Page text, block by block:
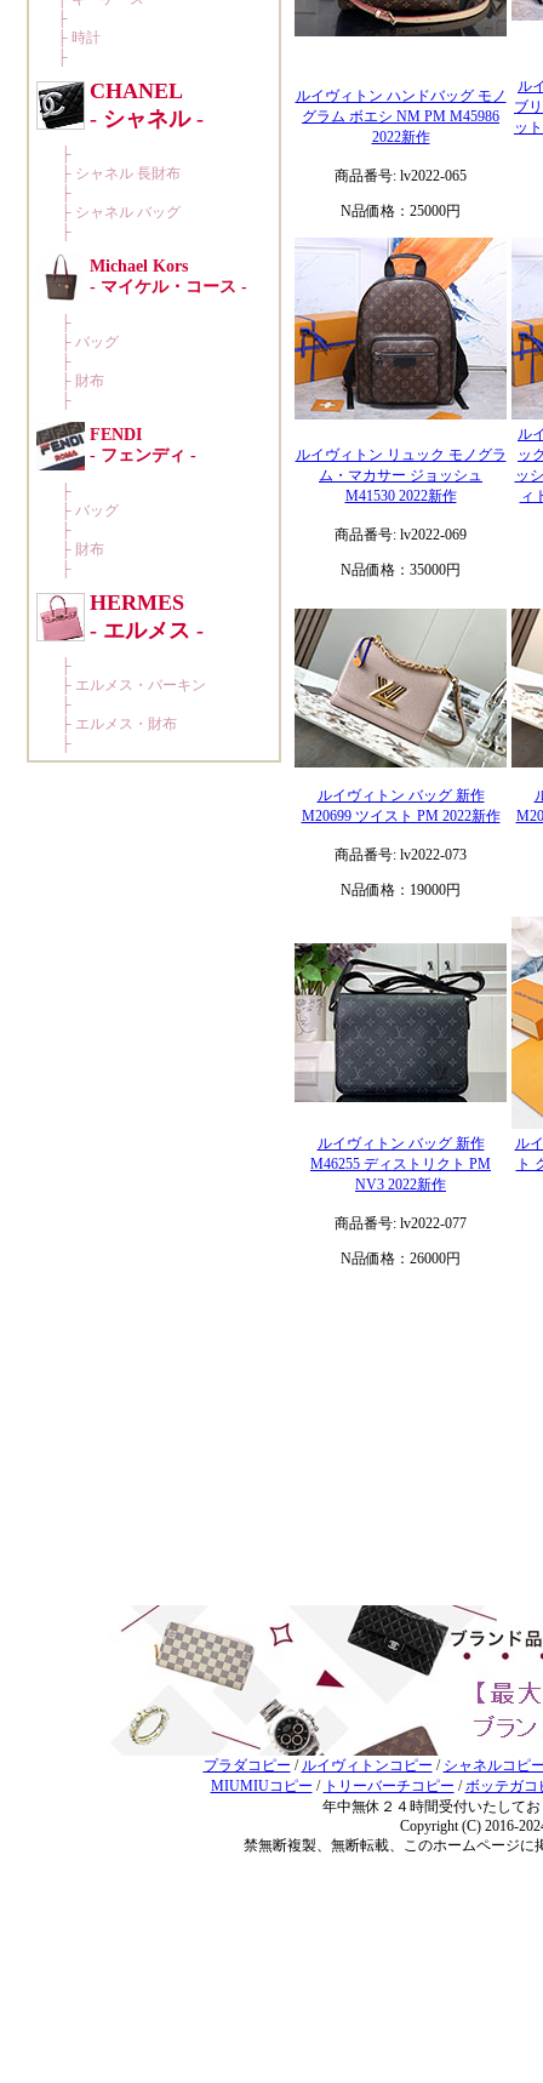
ルイヴィトン ハンドバッグ モノ
グラム ボエシ NM PM M45986
2022新作
商品番号: lv2022-065
N品価格：25000円
ル
ブ
ッ
ルイヴィトン リュック モノグラ
ム・マカサー ジョッシュ
M41530 2022新作
商品番号: lv2022-069
N品価格：35000円
ル
ッ
ッ
ィ
ルイヴィトン バッグ 新作
M20699 ツイスト PM 2022新作
商品番号: lv2022-073
N品価格：19000円
ルイヴィトン バッグ 新作
M46255 ディストリクト PM
NV3 2022新作
商品番号: lv2022-077
N品価格：26000円
ル
ト
プラダコピー / ルイヴィトンコピー / シャネルコピ
MIUMIUコピー / トリーバーチコピー /ボッテガコ
年中無休２４時間受付いたして
Copyright (C) 2016-
禁無断複製、無断転載、このホームページ